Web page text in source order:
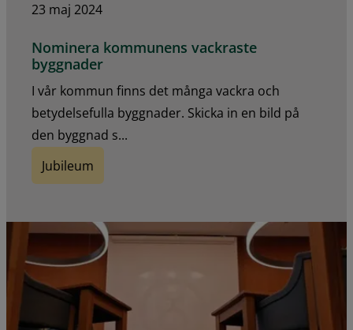
23 maj 2024
Nominera kommunens vackraste
byggnader
I vår kommun finns det många vackra och
betydelsefulla byggnader. Skicka in en bild på
den byggnad s...
Jubileum